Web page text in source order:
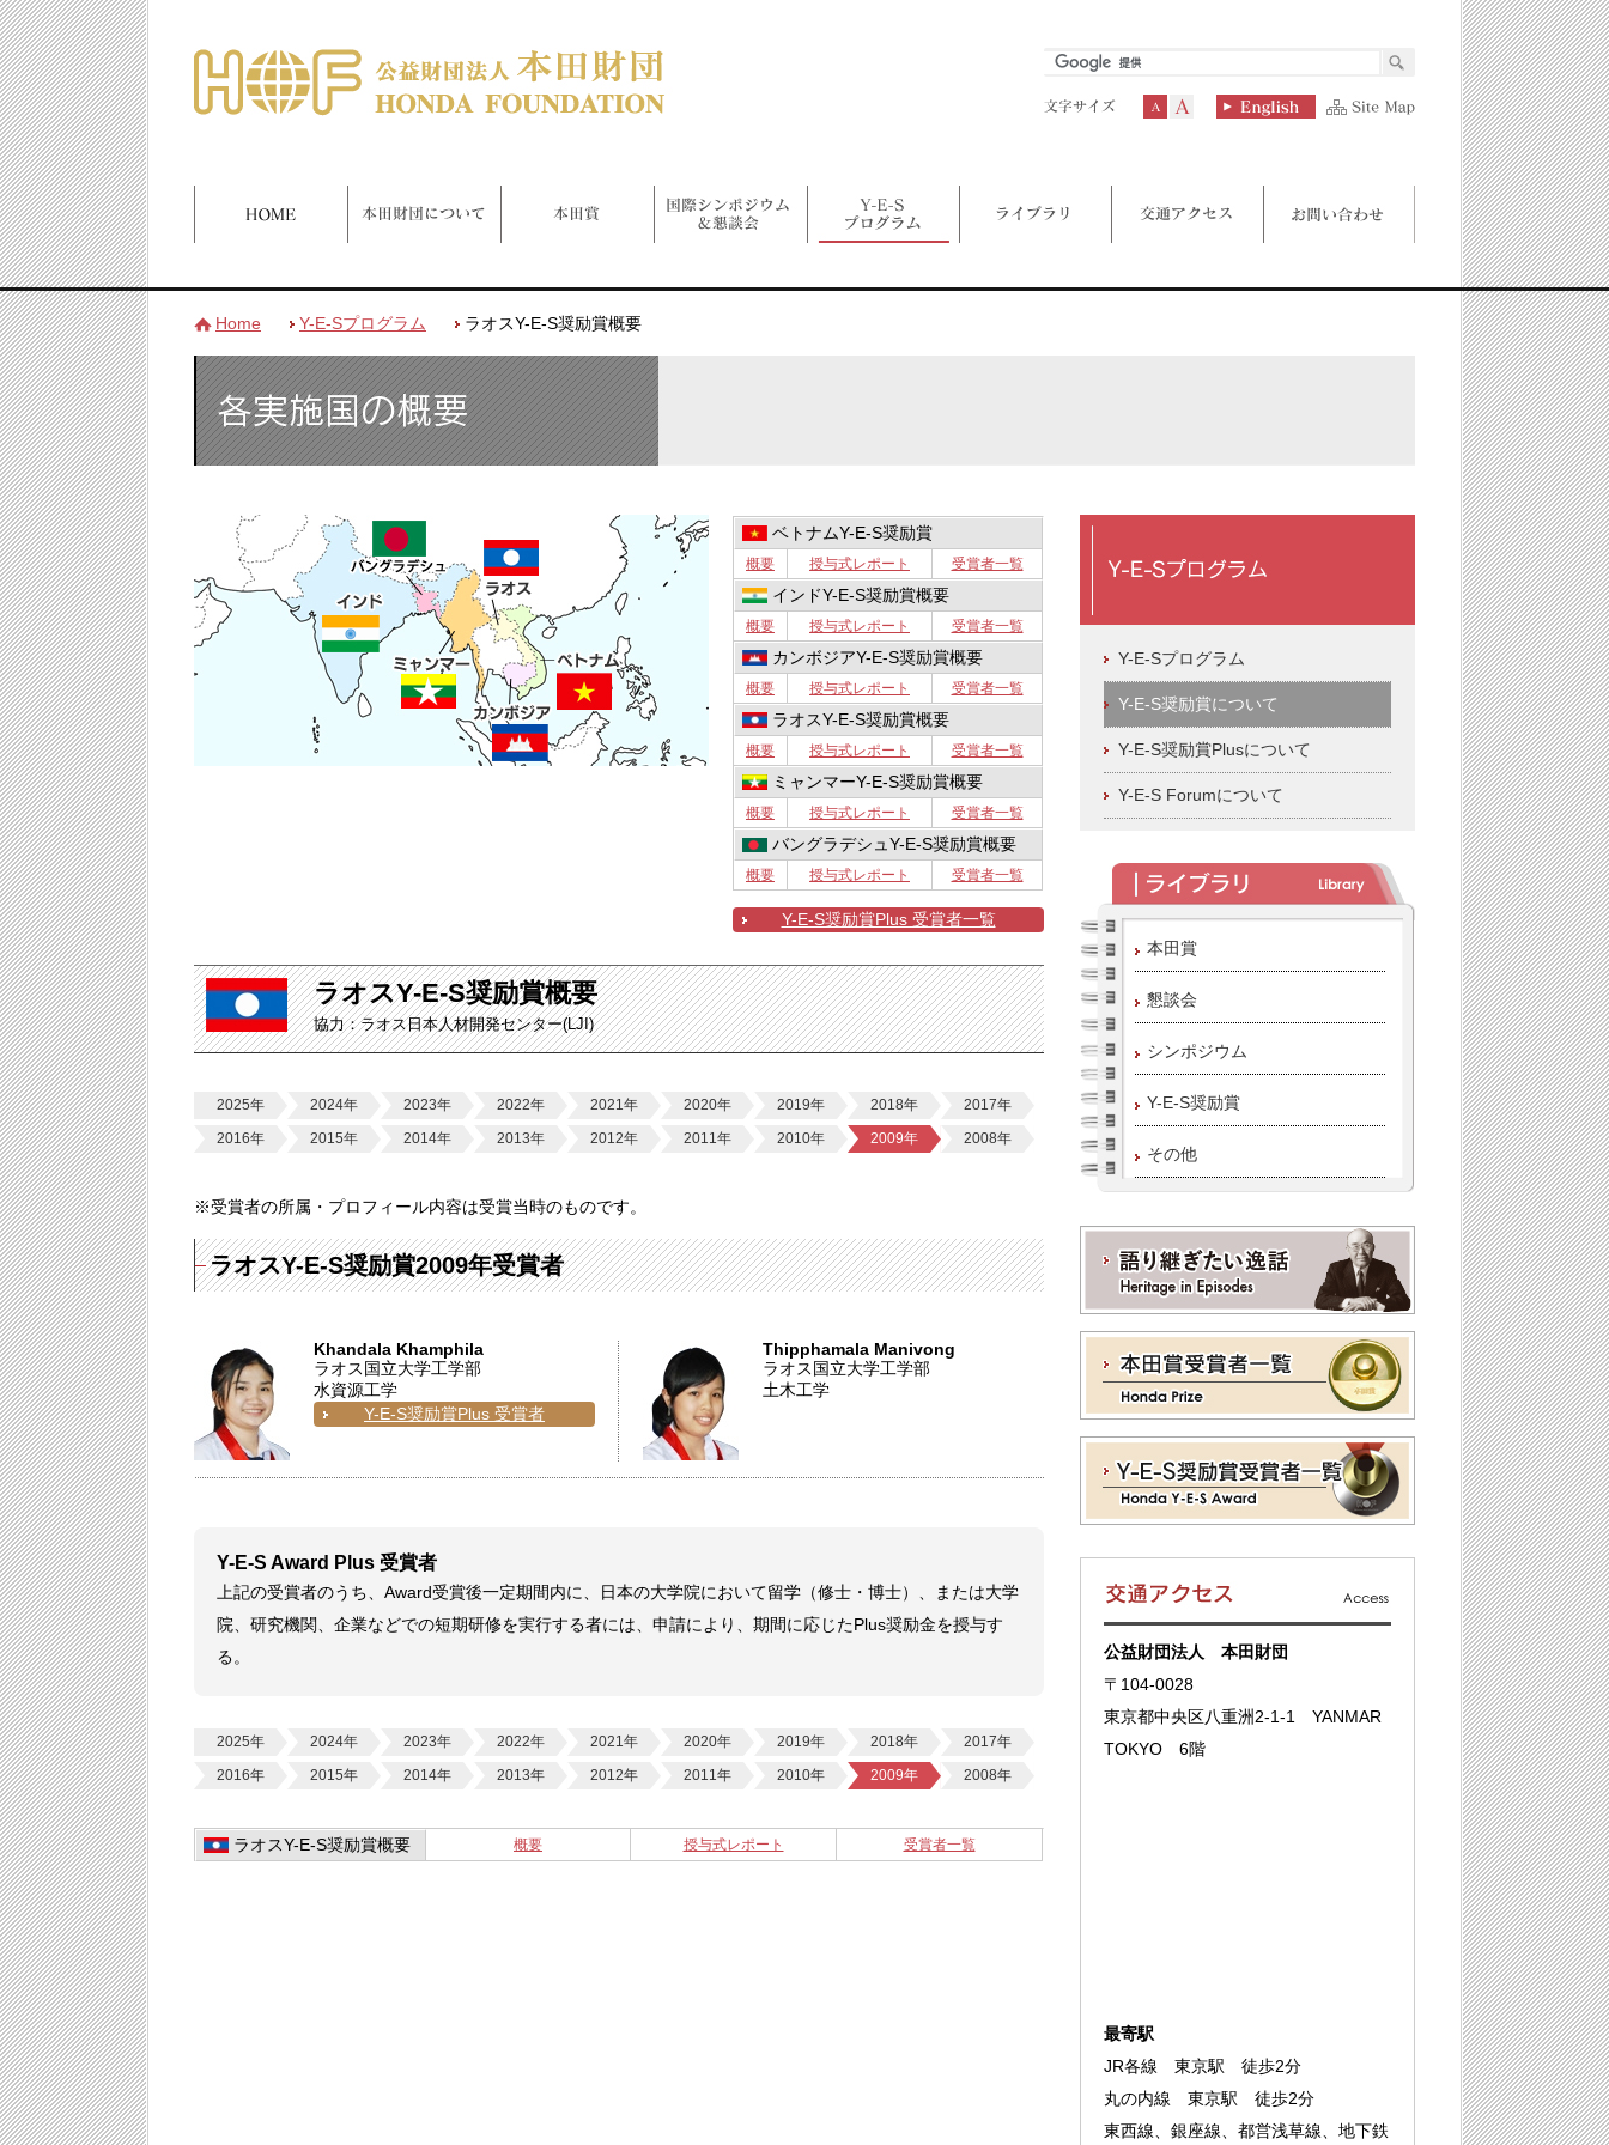
Home Y-E-Sプログラム ラオスY-E-S奨励賞概要
ベトナムY-E-S奨励賞
概要 授与式レポート 受賞者一覧
インドY-E-S奨励賞概要
概要 授与式レポート 受賞者一覧
カンボジアY-E-S奨励賞概要
概要 授与式レポート 受賞者一覧
ラオスY-E-S奨励賞概要
概要 授与式レポート 受賞者一覧
ミャンマーY-E-S奨励賞概要
概要 授与式レポート 受賞者一覧
バングラデシュY-E-S奨励賞概要
概要 授与式レポート 受賞者一覧
Y-E-S奨励賞Plus 受賞者一覧
ラオスY-E-S奨励賞概要
協力：ラオス日本人材開発センター(LJI)
2025年 2024年 2023年 2022年 2021年 2020年 2019年 2018年
2017年
2016年
2015年 2014年 2013年 2012年 2011年 2010年 2009年 2008年
※受賞者の所属・プロフィール内容は受賞当時のものです。
ラオスY-E-S奨励賞2009年受賞者
Khandala Khamphila
ラオス国立大学工学部
水資源工学
Y-E-S奨励賞Plus 受賞者
Thipphamala Manivong
ラオス国立大学工学部
土木工学
Y-E-S Award Plus 受賞者
上記の受賞者のうち、Award受賞後一定期間内に、日本の大学院において留学（修士・博士）、または大学
院、研究機関、企業などでの短期研修を実行する者には、申請により、期間に応じたPlus奨励金を授与す
る。
2025年 2024年 2023年 2022年 2021年 2020年 2019年 2018年
2017年
2016年
2015年 2014年 2013年 2012年 2011年 2010年 2009年 2008年
ラオスY-E-S奨励賞概要 概要 授与式レポート 受賞者一覧
Y-E-Sプログラム
Y-E-S奨励賞について
Y-E-S奨励賞Plusについて
Y-E-S Forumについて
本田賞
懇談会
シンポジウム
Y-E-S奨励賞
その他
公益財団法人 本田財団
〒104-0028
東京都中央区八重洲2-1-1 YANMAR
TOKYO 6階
最寄駅
JR各線 東京駅 徒歩2分
丸の内線 東京駅 徒歩2分
東西線、銀座線、都営浅草線、地下鉄